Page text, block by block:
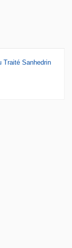
Traité Sanhedrin